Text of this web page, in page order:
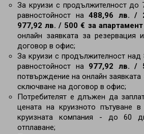
За круизи с продължителност до
равностойност на488,96 лв. /
977,92 лв. / 500 € за апартамент
онлайн заявката за резервация
договор в офис;
За круизи с продължителност
равностойност на 977,92 лв. /
потвърждение на онлайн заявката
сключване на договор в офис;
Потребителят е длъжен да
цената на круизното пътуване
круизната компания - до 60
отплаване;